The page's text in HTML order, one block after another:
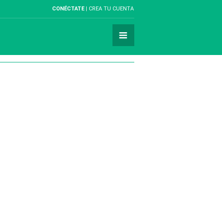
CONÉCTATE CREA TU CUENTA